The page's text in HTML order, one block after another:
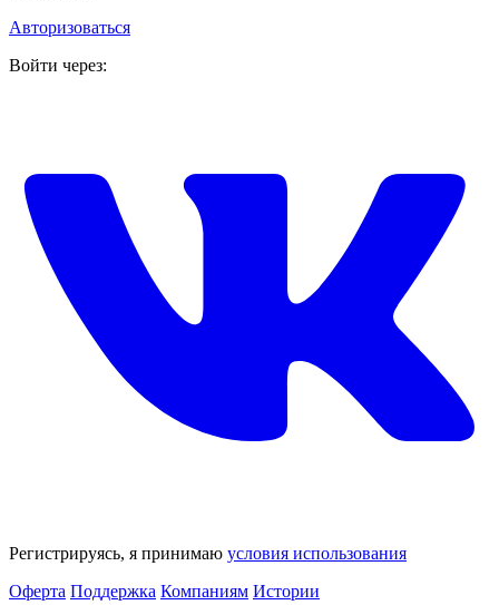
Авторизоваться
Войти через:
Регистрируясь, я принимаю условия использования
Оферта Поддержка Компаниям Истории